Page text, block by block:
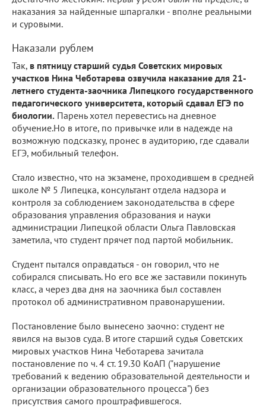
наказания за найденные шпаргалки - вполне реальными
и суровыми.
Наказали рублем
Так, в пятницу старший судья Советских мировых
участков Нина Чеботарева озвучила наказание для 21-
летнего студента-заочника Липецкого государственного
педагогического университета, который сдавал ЕГЭ по
биологии. Парень хотел перевестись на дневное
обучение.Но в итоге, по привычке или в надежде на
возможную подсказку, пронес в аудиторию, где сдавали
ЕГЭ, мобильный телефон.
Стало известно, что на экзамене, проходившем в средней
школе № 5 Липецка, консультант отдела надзора и
контроля за соблюдением законодательства в сфере
образования управления образования и науки
администрации Липецкой области Ольга Павловская
заметила, что студент прячет под партой мобильник.
Студент пытался оправдаться - он говорил, что не
собирался списывать. Но его все же заставили покинуть
класс, а через два дня на заочника был составлен
протокол об административном правонарушении.
Постановление было вынесено заочно: студент не
явился на вызов суда. В итоге старший судья Советских
мировых участков Нина Чеботарева зачитала
постановление по ч. 4 ст. 19.30 КоАП ("нарушение
требований к ведению образовательной деятельности и
организации образовательного процесса") без
присутствия самого проштрафившегося.